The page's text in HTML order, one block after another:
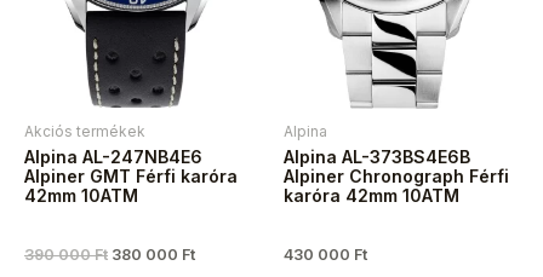
Akciós termékek
Alpina AL-247NB4E6
Alpiner GMT Férfi karóra
42mm 10ATM
390 000Ft 380 000 Ft
Alpina
Alpina AL-373BS4E6B
Alpiner Chronograph Férfi
karóra 42mm 10ATM
430 000 Ft